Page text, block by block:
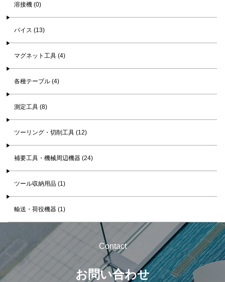
溶接機 (0)
バイス (13)
マグネット工具 (4)
各種テーブル (4)
測定工具 (8)
ツーリング・切削工具 (12)
補要工具・機械周辺機器 (24)
ツール収納用品 (1)
輸送・荷役機器 (1)
Contact
お問い合わせ